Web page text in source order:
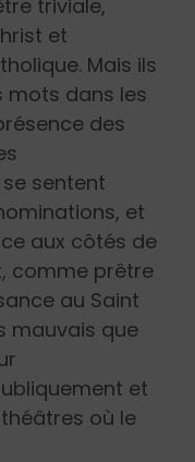
triviale,
et
Mais ils
mots dans les
des
sentent
et
aux côtés de
comme prêtre
au Saint
mauvais que
et
où le